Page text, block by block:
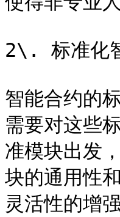
2\. 标准化
智能合约的
需要对这些
准模块出发
块的通用性
灵活性的增